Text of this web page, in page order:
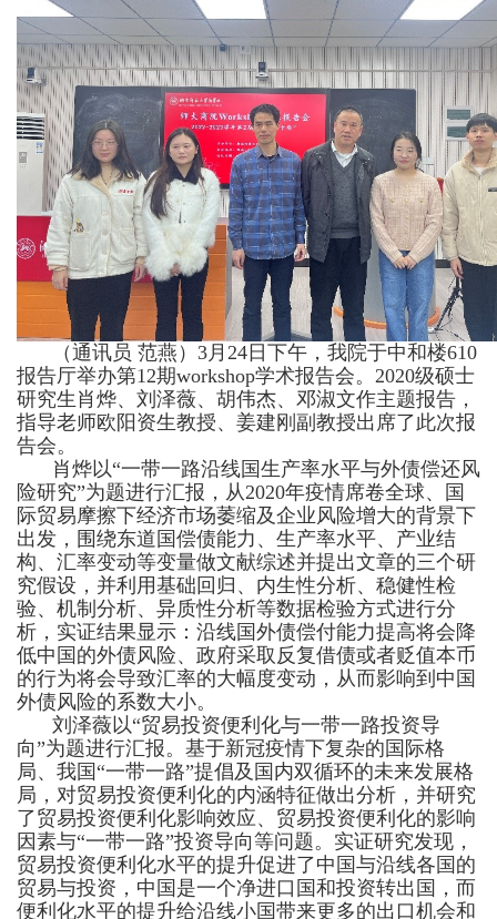
（通讯员 范燕）3月24日下午，我院于中和楼610
报告厅举办第12期workshop学术报告会。2020级硕士
研究生肖烨、刘泽薇、胡伟杰、邓淑文作主题报告，
指导老师欧阳资生教授、姜建刚副教授出席了此次报
告会。
肖烨以“一带一路沿线国生产率水平与外债偿还风
险研究”为题进行汇报，从2020年疫情席卷全球、国
际贸易摩擦下经济市场萎缩及企业风险增大的背景下
出发，围绕东道国偿债能力、生产率水平、产业结
构、汇率变动等变量做文献综述并提出文章的三个研
究假设，并利用基础回归、内生性分析、稳健性检
验、机制分析、异质性分析等数据检验方式进行分
析，实证结果显示：沿线国外债偿付能力提高将会降
低中国的外债风险、政府采取反复借债或者贬值本币
的行为将会导致汇率的大幅度变动，从而影响到中国
外债风险的系数大小。
刘泽薇以“贸易投资便利化与一带一路投资导
向”为题进行汇报。基于新冠疫情下复杂的国际格
局、我国“一带一路”提倡及国内双循环的未来发展格
局，对贸易投资便利化的内涵特征做出分析，并研究
了贸易投资便利化影响效应、贸易投资便利化的影响
因素与“一带一路”投资导向等问题。实证研究发现，
贸易投资便利化水平的提升促进了中国与沿线各国的
贸易与投资，中国是一个净进口国和投资转出国，而
便利化水平的提升给沿线小国带来更多的出口机会和